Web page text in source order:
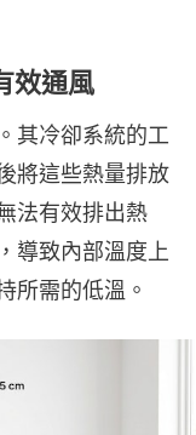
效通風
其冷卻系統的工
將這些熱量排放
法有效排出熱
導致內部溫度上
所需的低溫。